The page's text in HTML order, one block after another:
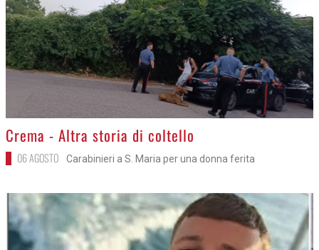
>
Crema - Altra storia di coltello
06 AGOSTO Carabinieri a S. Maria per una donna ferita